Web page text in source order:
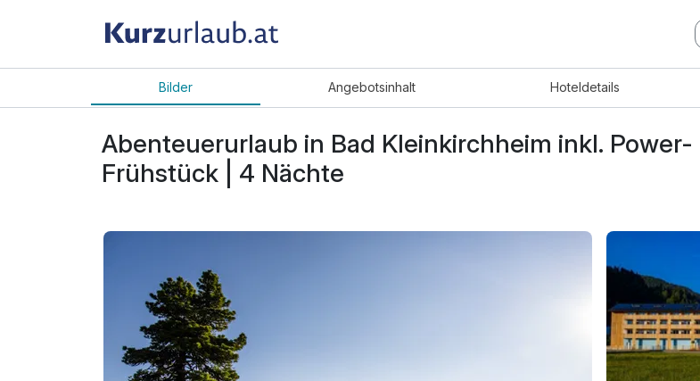
Bilder Angebotsinhalt Hoteldetails
Abenteuerurlaub in Bad Kleinkirchheim inkl. Power-
Frühstück | 4 Nächte